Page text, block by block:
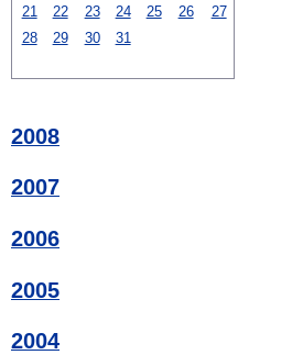
21
22 23 24 25 26
27
28
29 30 31
2008
2007
2006
2005
2004